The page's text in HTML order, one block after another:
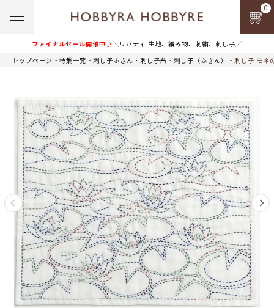
ファイナルセール開催中♪＼リバティ 生地、編み物、刺繍、刺し子／
0
トップページ 特集一覧 刺し子ふきん・刺し子糸 刺し子（ふきん） 刺し子 モネ